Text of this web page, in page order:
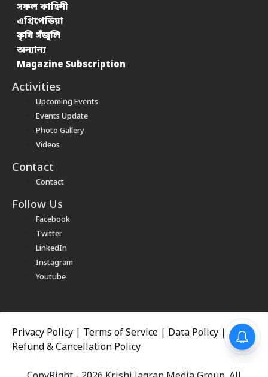
সফল কাহিনী
এগ্ৰিপেডিয়া
কৃষি সঁজুলি
অন্যান্য
Magazine Subscription
Activities
Upcoming Events
Events Update
Photo Gallery
Videos
Contact
Contact
Follow Us
Facebook
Twitter
LinkedIn
Instagram
Youtube
Privacy Policy Terms of Service Data Policy |
Refund & Cancellation Policy